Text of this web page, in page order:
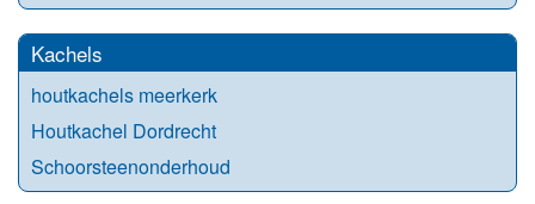
Kachels
houtkachels meerkerk
Houtkachel Dordrecht
Schoorsteenonderhoud